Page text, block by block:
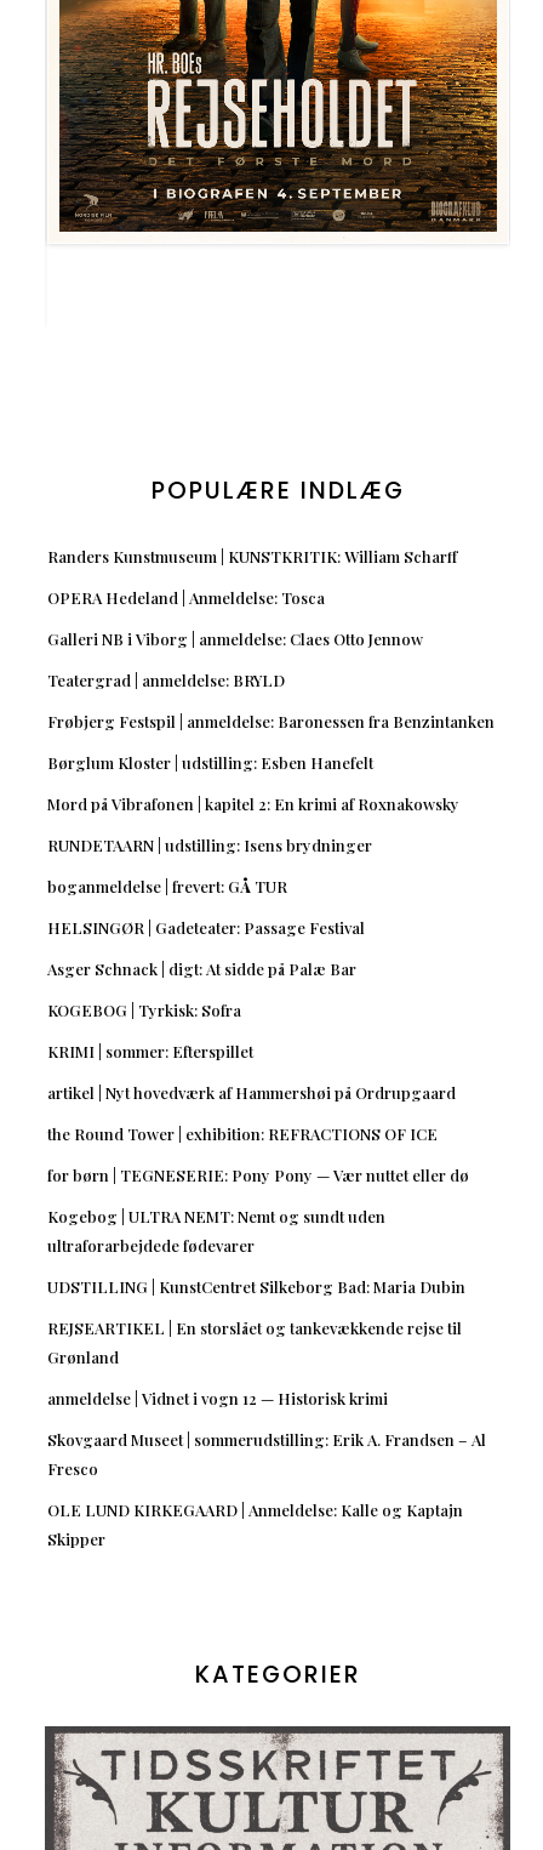
POPULÆRE INDLÆG
Randers Kunstmuseum | KUNSTKRITIK: William Scharff
OPERA Hedeland | Anmeldelse: Tosca
Galleri NB i Viborg | anmeldelse: Claes Otto Jennow
Teatergrad | anmeldelse: BRYLD
Frøbjerg Festspil | anmeldelse: Baronessen fra Benzintanken
Børglum Kloster | udstilling: Esben Hanefelt
Mord på Vibrafonen | kapitel 2: En krimi af Roxnakowsky
RUNDETAARN | udstilling: Isens brydninger
boganmeldelse | frevert: GÅ TUR
HELSINGØR | Gadeteater: Passage Festival
Asger Schnack | digt: At sidde på Palæ Bar
KOGEBOG | Tyrkisk: Sofra
KRIMI | sommer: Efterspillet
artikel | Nyt hovedværk af Hammershøi på Ordrupgaard
the Round Tower | exhibition: REFRACTIONS OF ICE
for børn | TEGNESERIE: Pony Pony — Vær nuttet eller dø
Kogebog | ULTRA NEMT: Nemt og sundt uden
ultraforarbejdede fødevarer
UDSTILLING | KunstCentret Silkeborg Bad: Maria Dubin
REJSEARTIKEL | En storslået og tankevækkende rejse til
Grønland
anmeldelse | Vidnet i vogn 12 — Historisk krimi
Skovgaard Museet | sommerudstilling: Erik A. Frandsen – Al
Fresco
OLE LUND KIRKEGAARD | Anmeldelse: Kalle og Kaptajn
Skipper
KATEGORIER